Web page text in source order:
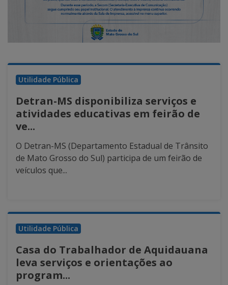
Utilidade Pública
Detran-MS disponibiliza serviços e
atividades educativas em feirão de
ve...
O Detran-MS (Departamento Estadual de Trânsito
de Mato Grosso do Sul) participa de um feirão de
veículos que...
Utilidade Pública
Casa do Trabalhador de Aquidauana
leva serviços e orientações ao
program...